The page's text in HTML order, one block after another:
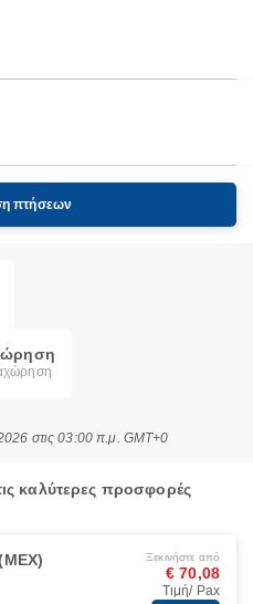
πτήσεων
στις 03:00 π.μ. GMT+0
καλύτερες προσφορές
Ξεκινήστε από
€ 70,08
Τιμή/ Pax